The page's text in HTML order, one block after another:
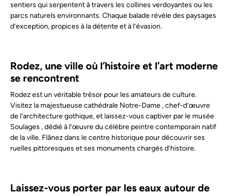
sentiers qui serpentent à travers les collines verdoyantes ou les
parcs naturels environnants. Chaque balade révèle des paysages
d’exception, propices à la détente et à l’évasion.
Rodez, une ville où l’histoire et l’art moderne
se rencontrent
Rodez est un véritable trésor pour les amateurs de culture.
Visitez la majestueusecathédrale Notre-Dame , chef-d’œuvre
de l’architecture gothique, et laissez-vous captiver par le musée
Soulages , dédié à l’œuvre du célèbre peintre contemporain natif
de la ville. Flânez dans le centre historique pour découvrir ses
ruelles pittoresques et ses monuments chargés d’histoire.
Laissez-vous porter par les eaux autour de